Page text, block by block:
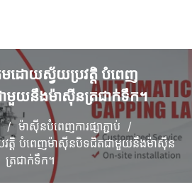
ដោយស្វ័យប្រវត្តិ បំពេញ
មួយនឹងម៉ាស៊ីនត្រជាក់ទឹក។
ម៉ាស៊ីនបំពេញការផ្សាភ្ជាប់
ត្តិ បំពេញម៉ាស៊ីនបិទជិតជាមួយនឹងម៉ាស៊ីន
ត្រជាក់ទឹក។